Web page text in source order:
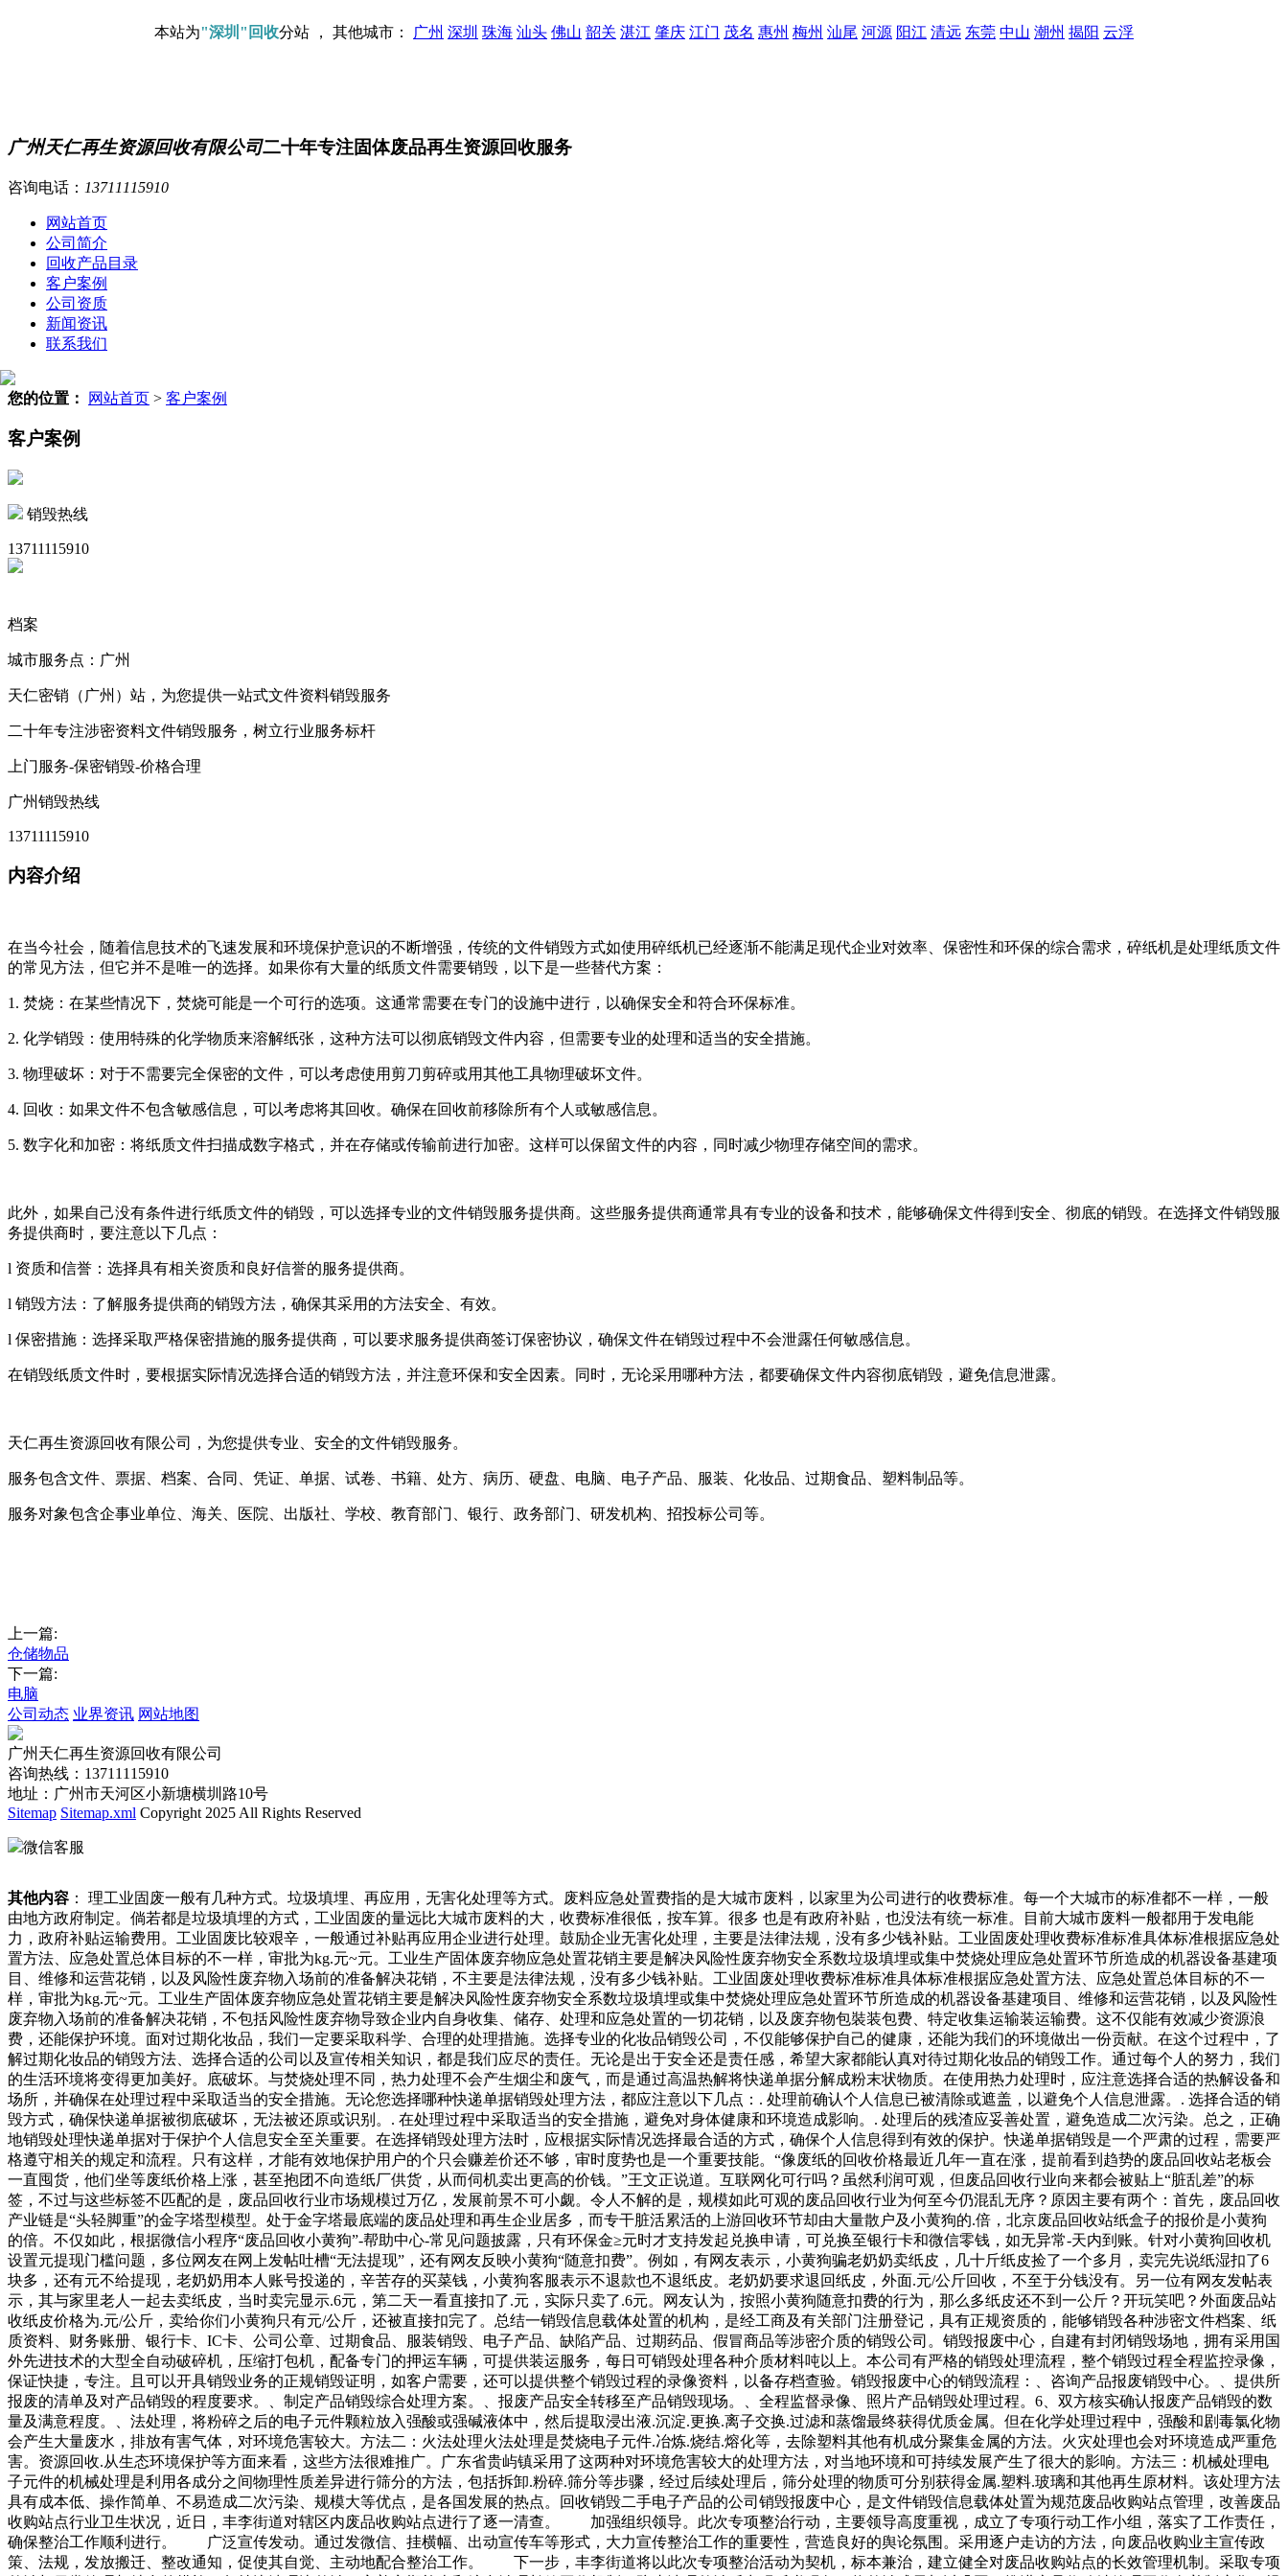
本站为"深圳"回收分站 ， 其他城市： 广州 深圳 珠海 汕头 佛山 韶关 湛江 肇庆 江门 茂名 惠州 梅州 汕尾 河源 阳江 清远 东莞 中山 潮州 揭阳 云浮
广州天仁再生资源回收有限公司二十年专注固体废品再生资源回收服务
咨询电话： 13711115910
网站首页
公司简介
回收产品目录
客户案例
公司资质
新闻资讯
联系我们
您的位置： 网站首页 > 客户案例
客户案例
销毁热线
13711115910
档案
城市服务点：广州
天仁密销（广州）站，为您提供一站式文件资料销毁服务
二十年专注涉密资料文件销毁服务，树立行业服务标杆
上门服务-保密销毁-价格合理
广州销毁热线
13711115910
内容介绍
在当今社会，随着信息技术的飞速发展和环境保护意识的不断增强，传统的文件销毁方式如使用碎纸机已经逐渐不能满足现代企业对效率、保密性和环保的综合需求，碎纸机是处理纸质文件
的常见方法，但它并不是唯一的选择。如果你有大量的纸质文件需要销毁，以下是一些替代方案：
1. 焚烧：在某些情况下，焚烧可能是一个可行的选项。这通常需要在专门的设施中进行，以确保安全和符合环保标准。
2. 化学销毁：使用特殊的化学物质来溶解纸张，这种方法可以彻底销毁文件内容，但需要专业的处理和适当的安全措施。
3. 物理破坏：对于不需要完全保密的文件，可以考虑使用剪刀剪碎或用其他工具物理破坏文件。
4. 回收：如果文件不包含敏感信息，可以考虑将其回收。确保在回收前移除所有个人或敏感信息。
5. 数字化和加密：将纸质文件扫描成数字格式，并在存储或传输前进行加密。这样可以保留文件的内容，同时减少物理存储空间的需求。
此外，如果自己没有条件进行纸质文件的销毁，可以选择专业的文件销毁服务提供商。这些服务提供商通常具有专业的设备和技术，能够确保文件得到安全、彻底的销毁。在选择文件销毁服
务提供商时，要注意以下几点：
l 资质和信誉：选择具有相关资质和良好信誉的服务提供商。
l 销毁方法：了解服务提供商的销毁方法，确保其采用的方法安全、有效。
l 保密措施：选择采取严格保密措施的服务提供商，可以要求服务提供商签订保密协议，确保文件在销毁过程中不会泄露任何敏感信息。
在销毁纸质文件时，要根据实际情况选择合适的销毁方法，并注意环保和安全因素。同时，无论采用哪种方法，都要确保文件内容彻底销毁，避免信息泄露。
天仁再生资源回收有限公司，为您提供专业、安全的文件销毁服务。
服务包含文件、票据、档案、合同、凭证、单据、试卷、书籍、处方、病历、硬盘、电脑、电子产品、服装、化妆品、过期食品、塑料制品等。
服务对象包含企事业单位、海关、医院、出版社、学校、教育部门、银行、政务部门、研发机构、招投标公司等。
上一篇:
仓储物品
下一篇:
电脑
公司动态 业界资讯 网站地图
广州天仁再生资源回收有限公司
咨询热线：13711115910
地址：广州市天河区小新塘横圳路10号
Sitemap Sitemap.xml Copyright 2025 All Rights Reserved
微信客服
其他内容 ： 理工业固废一般有几种方式。垃圾填埋、再应用，无害化处理等方式。废料应急处置费指的是大城市废料，以家里为公司进行的收费标准。每一个大城市的标准都不一样，一般
由地方政府制定。倘若都是垃圾填埋的方式，工业固废的量远比大城市废料的大，收费标准很低，按车算。很多 也是有政府补贴，也没法有统一标准。目前大城市废料一般都用于发电能
力，政府补贴运输费用。工业固废比较艰辛，一般通过补贴再应用企业进行处理。鼓励企业无害化处理，主要是法律法规，没有多少钱补贴。工业固废处理收费标准标准具体标准根据应急处
置方法、应急处置总体目标的不一样，审批为kg.元~元。工业生产固体废弃物应急处置花销主要是解决风险性废弃物安全系数垃圾填埋或集中焚烧处理应急处置环节所造成的机器设备基建项
目、维修和运营花销，以及风险性废弃物入场前的准备解决花销，不主要是法律法规，没有多少钱补贴。工业固废处理收费标准标准具体标准根据应急处置方法、应急处置总体目标的不一
样，审批为kg.元~元。工业生产固体废弃物应急处置花销主要是解决风险性废弃物安全系数垃圾填埋或集中焚烧处理应急处置环节所造成的机器设备基建项目、维修和运营花销，以及风险性
废弃物入场前的准备解决花销，不包括风险性废弃物导致企业内自身收集、储存、处理和应急处置的一切花销，以及废弃物包裝装包费、特定收集运输装运输费。这不仅能有效减少资源浪
费，还能保护环境。面对过期化妆品，我们一定要采取科学、合理的处理措施。选择专业的化妆品销毁公司，不仅能够保护自己的健康，还能为我们的环境做出一份贡献。在这个过程中，了
解过期化妆品的销毁方法、选择合适的公司以及宣传相关知识，都是我们应尽的责任。无论是出于安全还是责任感，希望大家都能认真对待过期化妆品的销毁工作。通过每个人的努力，我们
的生活环境将变得更加美好。底破坏。与焚烧处理不同，热力处理不会产生烟尘和废气，而是通过高温热解将快递单据分解成粉末状物质。在使用热力处理时，应注意选择合适的热解设备和
场所，并确保在处理过程中采取适当的安全措施。无论您选择哪种快递单据销毁处理方法，都应注意以下几点：. 处理前确认个人信息已被清除或遮盖，以避免个人信息泄露。. 选择合适的销
毁方式，确保快递单据被彻底破坏，无法被还原或识别。. 在处理过程中采取适当的安全措施，避免对身体健康和环境造成影响。. 处理后的残渣应妥善处置，避免造成二次污染。总之，正确
地销毁处理快递单据对于保护个人信息安全至关重要。在选择销毁处理方法时，应根据实际情况选择最合适的方式，确保个人信息得到有效的保护。快递单据销毁是一个严肃的过程，需要严
格遵守相关的规定和流程。只有这样，才能有效地保护用户的个只会赚差价还不够，审时度势也是一个重要技能。“像废纸的回收价格最近几年一直在涨，提前看到趋势的废品回收站老板会
一直囤货，他们坐等废纸价格上涨，甚至抱团不向造纸厂供货，从而伺机卖出更高的价钱。”王文正说道。互联网化可行吗？虽然利润可观，但废品回收行业向来都会被贴上“脏乱差”的标
签，不过与这些标签不匹配的是，废品回收行业市场规模过万亿，发展前景不可小觑。令人不解的是，规模如此可观的废品回收行业为何至今仍混乱无序？原因主要有两个：首先，废品回收
产业链是“头轻脚重”的金字塔型模型。处于金字塔最底端的废品处理和再生企业居多，而专干脏活累活的上游回收环节却由大量散户及小黄狗的.倍，北京废品回收站纸盒子的报价是小黄狗
的倍。不仅如此，根据微信小程序“废品回收小黄狗”-帮助中心-常见问题披露，只有环保金≥元时才支持发起兑换申请，可兑换至银行卡和微信零钱，如无异常-天内到账。针对小黄狗回收机
设置元提现门槛问题，多位网友在网上发帖吐槽“无法提现”，还有网友反映小黄狗“随意扣费”。例如，有网友表示，小黄狗骗老奶奶卖纸皮，几十斤纸皮捡了一个多月，卖完先说纸湿扣了6
块多，还有元不给提现，老奶奶用本人账号投递的，辛苦存的买菜钱，小黄狗客服表示不退款也不退纸皮。老奶奶要求退回纸皮，外面.元/公斤回收，不至于分钱没有。另一位有网友发帖表
示，其与家里老人一起去卖纸皮，当时卖完显示.6元，第二天一看直接扣了.元，实际只卖了.6元。网友认为，按照小黄狗随意扣费的行为，那么多纸皮还不到一公斤？开玩笑吧？外面废品站
收纸皮价格为.元/公斤，卖给你们小黄狗只有元/公斤，还被直接扣完了。总结一销毁信息载体处置的机构，是经工商及有关部门注册登记，具有正规资质的，能够销毁各种涉密文件档案、纸
质资料、财务账册、银行卡、IC卡、公司公章、过期食品、服装销毁、电子产品、缺陷产品、过期药品、假冒商品等涉密介质的销毁公司。销毁报废中心，自建有封闭销毁场地，拥有采用国
外先进技术的大型全自动破碎机，压缩打包机，配备专门的押运车辆，可提供装运服务，每日可销毁处理各种介质材料吨以上。本公司有严格的销毁处理流程，整个销毁过程全程监控录像，
保证快捷，专注。且可以开具销毁业务的正规销毁证明，如客户需要，还可以提供整个销毁过程的录像资料，以备存档查验。销毁报废中心的销毁流程：、咨询产品报废销毁中心。、提供所
报废的清单及对产品销毁的程度要求。、制定产品销毁综合处理方案。、报废产品安全转移至产品销毁现场。、全程监督录像、照片产品销毁处理过程。6、双方核实确认报废产品销毁的数
量及满意程度。、法处理，将粉碎之后的电子元件颗粒放入强酸或强碱液体中，然后提取浸出液.沉淀.更换.离子交换.过滤和蒸馏最终获得优质金属。但在化学处理过程中，强酸和剧毒氯化物
会产生大量废水，排放有害气体，对环境危害较大。方法二：火法处理火法处理是焚烧电子元件.冶炼.烧结.熔化等，去除塑料其他有机成分聚集金属的方法。火灾处理也会对环境造成严重危
害。资源回收.从生态环境保护等方面来看，这些方法很难推广。广东省贵屿镇采用了这两种对环境危害较大的处理方法，对当地环境和可持续发展产生了很大的影响。方法三：机械处理电
子元件的机械处理是利用各成分之间物理性质差异进行筛分的方法，包括拆卸.粉碎.筛分等步骤，经过后续处理后，筛分处理的物质可分别获得金属.塑料.玻璃和其他再生原材料。该处理方法
具有成本低、操作简单、不易造成二次污染、规模大等优点，是各国发展的热点。回收销毁二手电子产品的公司销毁报废中心，是文件销毁信息载体处置为规范废品收购站点管理，改善废品
收购站点行业卫生状况，近日，丰李街道对辖区内废品收购站点进行了逐一清查。 加强组织领导。此次专项整治行动，主要领导高度重视，成立了专项行动工作小组，落实了工作责任，
确保整治工作顺利进行。 广泛宣传发动。通过发微信、挂横幅、出动宣传车等形式，大力宣传整治工作的重要性，营造良好的舆论氛围。采用逐户走访的方法，向废品收购业主宣传政
策、法规，发放搬迁、整改通知，促使其自觉、主动地配合整治工作。 下一步，丰李街道将以此次专项整治活动为契机，标本兼治，建立健全对废品收购站点的长效管理机制。采取专项